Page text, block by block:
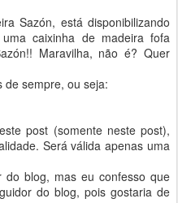
Sazón, está disponibilizando
caixinha de madeira fofa
Maravilha, não é? Quer
de sempre, ou seja:
post (somente neste post),
Será válida apenas uma
blog, mas eu confesso que
do blog, pois gostaria de